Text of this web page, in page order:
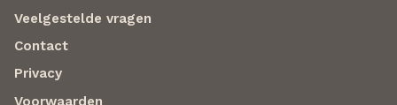
Veelgestelde vragen
Contact
Privacy
Voorwaarden